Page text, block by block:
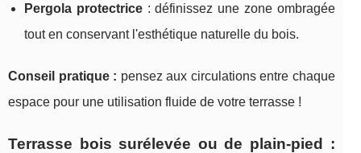
Pergola protectrice: définissez une zone ombragée
tout en conservant l'esthétique naturelle du bois.
Conseil pratique : pensez aux circulations entre chaque
espace pour une utilisation fluide de votre terrasse !
Terrasse bois surélevée ou de plain-pied :